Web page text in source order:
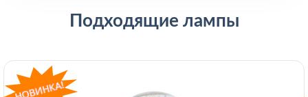
Подходящие лампы